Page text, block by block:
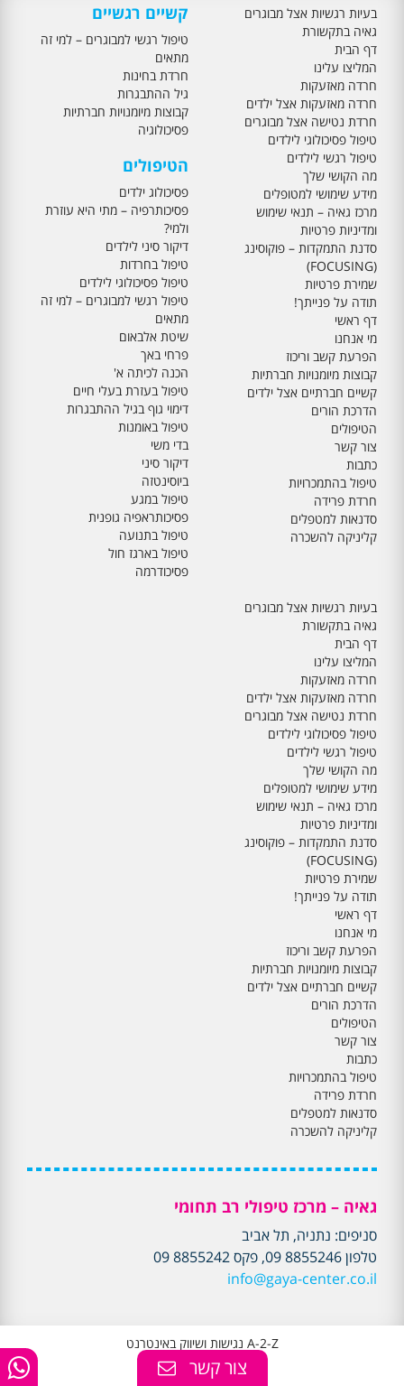
בעיות רגשיות אצל מבוגרים
גאיה בתקשורת
דף הבית
המליצו עלינו
חרדה מאזעקות
חרדה מאזעקות אצל ילדים
חרדת נטישה אצל מבוגרים
טיפול פסיכולוגי לילדים
טיפול רגשי לילדים
מה הקושי שלך
מידע שימושי למטופלים
מרכז גאיה – תנאי שימוש
ומדיניות פרטיות
סדנת התמקדות – פוקוסינג
(FOCUSING)
שמירת פרטיות
תודה על פנייתך!
דף ראשי
מי אנחנו
הפרעת קשב וריכוז
קבוצות מיומנויות חברתיות
קשיים חברתיים אצל ילדים
הדרכת הורים
הטיפולים
צור קשר
כתבות
טיפול בהתמכרויות
חרדת פרידה
סדנאות למטפלים
קליניקה להשכרה
קשיים רגשיים
טיפול רגשי למבוגרים – למי זה
מתאים
חרדת בחינות
גיל ההתבגרות
קבוצות מיומנויות חברתיות
פסיכולוגיה
הטיפולים
פסיכולוג ילדים
פסיכותרפיה – מתי היא עוזרת
ולמי?
דיקור סיני לילדים
טיפול בחרדות
טיפול פסיכולוגי לילדים
טיפול רגשי למבוגרים – למי זה
מתאים
שיטת אלבאום
פרחי באך
הכנה לכיתה א'
טיפול בעזרת בעלי חיים
דימוי גוף בגיל ההתבגרות
טיפול באומנות
בדי משי
דיקור סיני
ביוסינטזה
טיפול במגע
פסיכותראפיה גופנית
טיפול בתנועה
טיפול בארגז חול
פסיכודרמה
בעיות רגשיות אצל מבוגרים
גאיה בתקשורת
דף הבית
המליצו עלינו
חרדה מאזעקות
חרדה מאזעקות אצל ילדים
חרדת נטישה אצל מבוגרים
טיפול פסיכולוגי לילדים
טיפול רגשי לילדים
מה הקושי שלך
מידע שימושי למטופלים
מרכז גאיה – תנאי שימוש
ומדיניות פרטיות
סדנת התמקדות – פוקוסינג
(FOCUSING)
שמירת פרטיות
תודה על פנייתך!
דף ראשי
מי אנחנו
הפרעת קשב וריכוז
קבוצות מיומנויות חברתיות
קשיים חברתיים אצל ילדים
הדרכת הורים
הטיפולים
צור קשר
כתבות
טיפול בהתמכרויות
חרדת פרידה
סדנאות למטפלים
קליניקה להשכרה
גאיה – מרכז טיפולי רב תחומי
סניפים: נתניה, תל אביב
טלפון 8855246 09, פקס 8855242 09
info@gaya-center.co.il
A-2-Z נגישות ושיווק באינטרנט
צור קשר